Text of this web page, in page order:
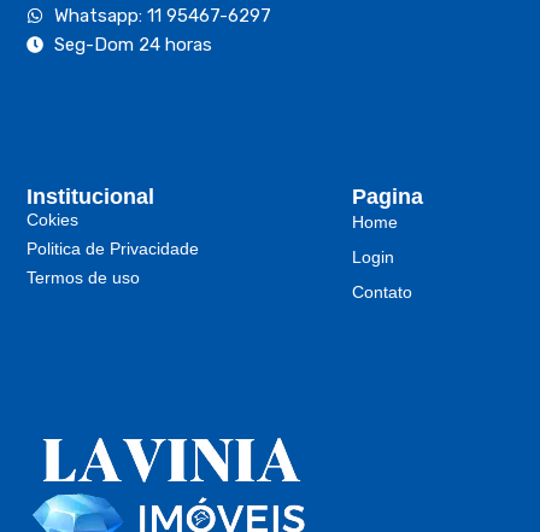
Pagina
Home
Login
Contato
Institucional
Cokies
Politica de Privacidade
Termos de uso
Whatsapp: 11 95467-6297
Seg-Dom 24 horas